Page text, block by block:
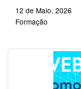
12 de Maio, 2026
Formação